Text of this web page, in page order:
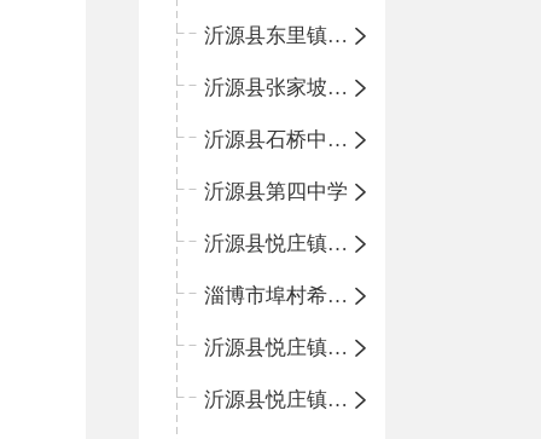
沂源县东里镇中心小学
沂源县张家坡中心学校
沂源县石桥中心学校
沂源县第四中学
沂源县悦庄镇中心小学
淄博市埠村希望小学
沂源县悦庄镇青龙山小学
沂源县悦庄镇鲍庄完小